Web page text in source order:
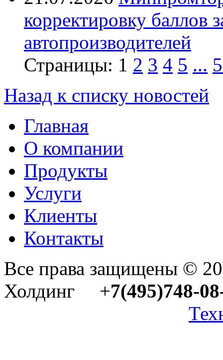
корректировку
автопроизводителей
Страницы: 1 2 3 4 5 ...
Назад к списку новостей
Главная
О компании
Продукты
Услуги
Клиенты
Контакты
Все права защищены ©
Холдинг +7(495)748-